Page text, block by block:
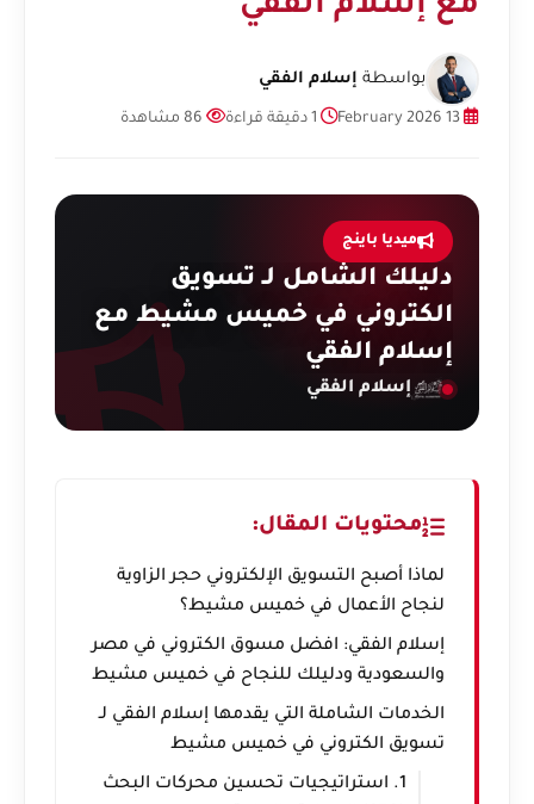
بواسطة إسلام الفقي
ميديا باينج
دليلك الشامل لـ تسويق
الكتروني في خميس مشيط مع
إسلام الفقي
إسلام الفقي
محتويات المقال:
لماذا أصبح التسويق الإلكتروني حجر الزاوية
لنجاح الأعمال في خميس مشيط؟
إسلام الفقي: افضل مسوق الكتروني في مصر
والسعودية ودليلك للنجاح في خميس مشيط
الخدمات الشاملة التي يقدمها إسلام الفقي لـ
تسويق الكتروني في خميس مشيط
1. استراتيجيات تحسين محركات البحث